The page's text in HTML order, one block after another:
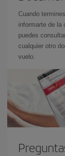
Cuando
informarte de la
puedes
cualquier otro
vuelo.